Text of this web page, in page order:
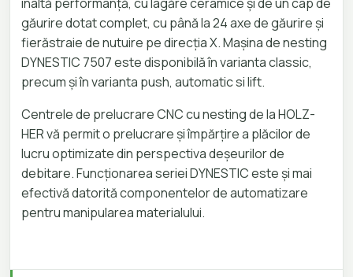
găurire dotat complet, cu până la 24 axe de găurire și
fierăstraie de nutuire pe direcția X. Mașina de nesting
DYNESTIC 7507 este disponibilă în varianta classic,
precum și în varianta push, automatic si lift.
Centrele de prelucrare CNC cu nesting de la HOLZ-
HER vă permit o prelucrare și împărțire a plăcilor de
lucru optimizate din perspectiva deșeurilor de
debitare. Funcționarea seriei DYNESTIC este și mai
efectivă datorită componentelor de automatizare
pentru manipularea materialului.